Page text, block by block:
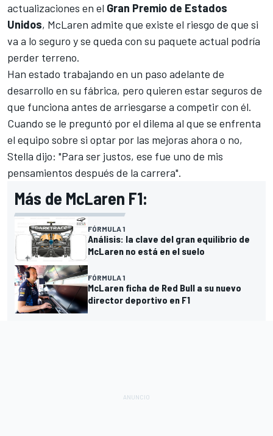
actualizaciones en el Gran Premio de Estados
Unidos, McLaren admite que existe el riesgo de que si
va a lo seguro y se queda con su paquete actual podría
perder terreno.
Han estado trabajando en un paso adelante de
desarrollo en su fábrica, pero quieren estar seguros de
que funciona antes de arriesgarse a competir con él.
Cuando se le preguntó por el dilema al que se enfrenta
el equipo sobre si optar por las mejoras ahora o no,
Stella dijo: "Para ser justos, ese fue uno de mis
pensamientos después de la carrera".
Más de McLaren F1:
FÓRMULA 1
Análisis: la clave del gran equilibrio de
McLaren no está en el suelo
FÓRMULA 1
McLaren ficha de Red Bull a su nuevo
director deportivo en F1